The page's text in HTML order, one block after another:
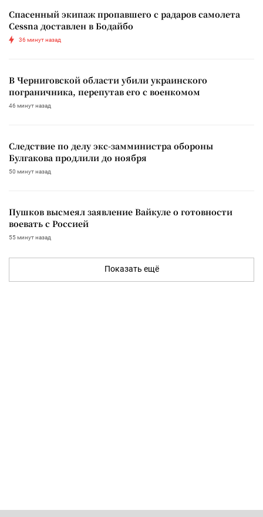
Спасенный экипаж пропавшего с радаров самолета
Cessna доставлен в Бодайбо
36 минут назад
В Черниговской области убили украинского
пограничника, перепутав его с военкомом
46 минут назад
Следствие по делу экс-замминистра обороны
Булгакова продлили до ноября
50 минут назад
Пушков высмеял заявление Вайкуле о готовности
воевать с Россией
55 минут назад
Показать ещё